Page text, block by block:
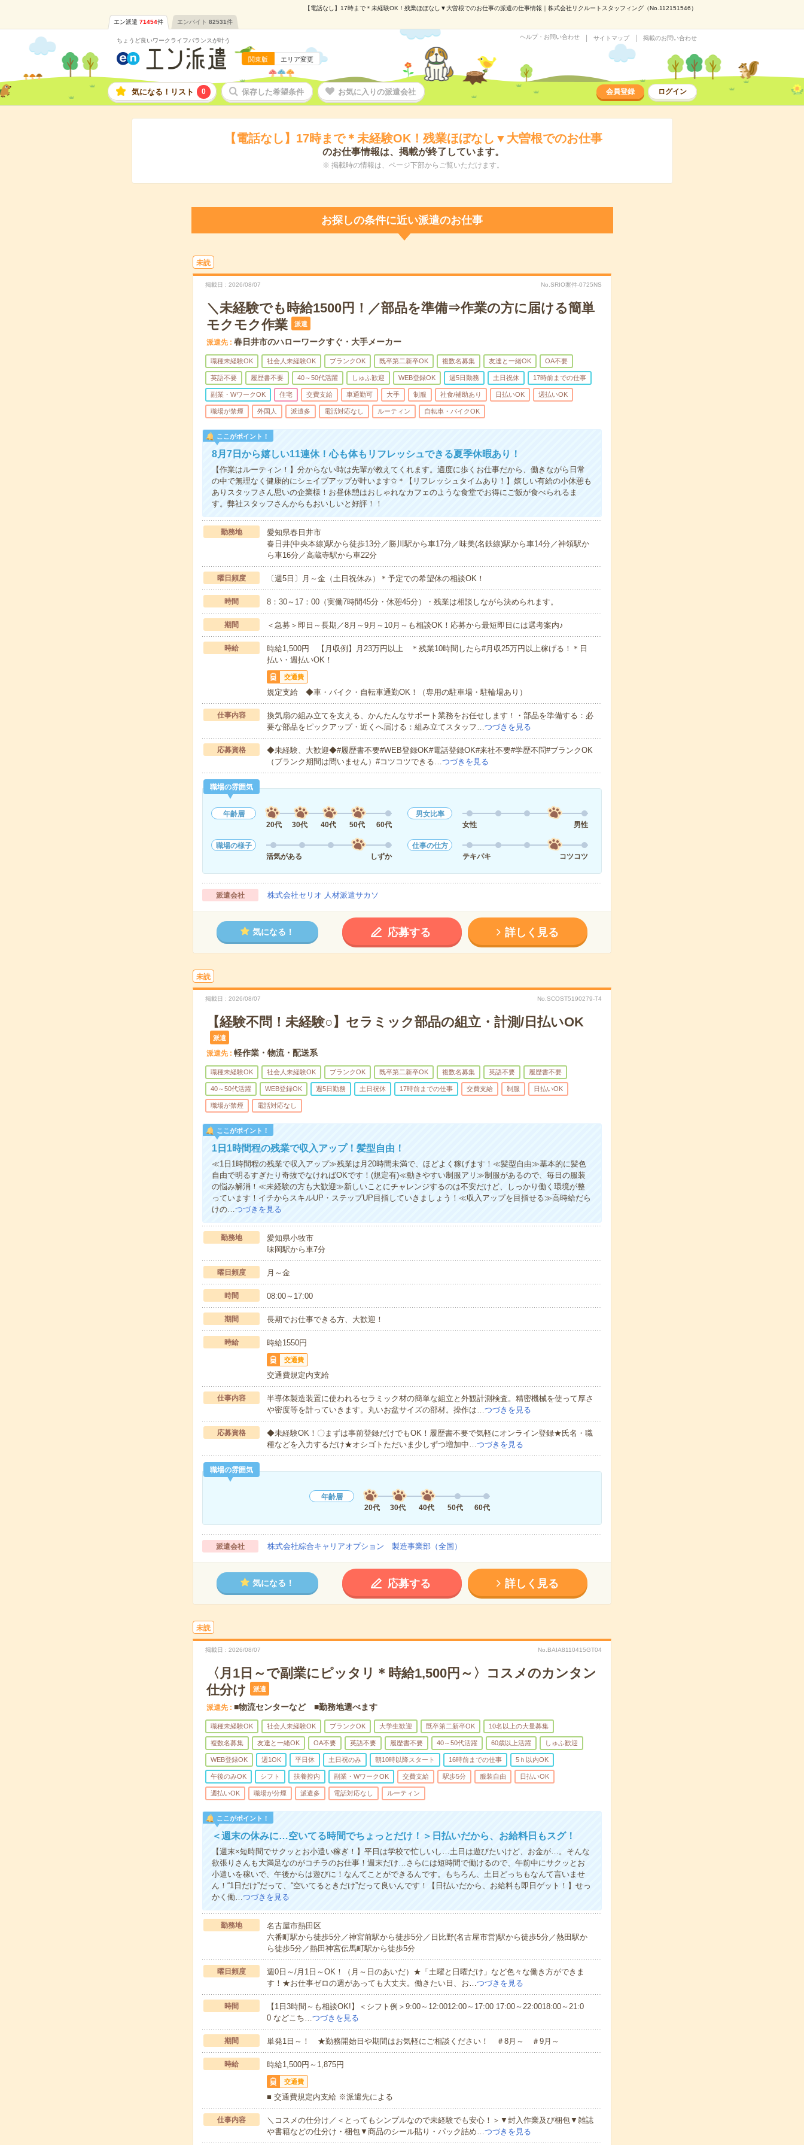
【電話なし】17時まで＊未経験OK！残業ほぼなし▼大曽根でのお仕事の派遣の仕事情報｜株式会社リクルートスタッフィング（No.112151546）
エン派遣 71454件 エンバイト 82531件
ちょうど良いワークライフバランスが叶う
関東版 エリア変更
ヘルプ・お問い合わせ サイトマップ 掲載のお問い合わせ
気になる！リスト 0 保存した希望条件 お気に入りの派遣会社 会員登録 ログイン
【電話なし】17時まで＊未経験OK！残業ほぼなし▼大曽根でのお仕事
のお仕事情報は、掲載が終了しています。
※ 掲載時の情報は、ページ下部からご覧いただけます。
お探しの条件に近い派遣のお仕事
未読
掲載日 2026/08/07 No.SRIO案件-0725NS
＼未経験でも時給1500円！／部品を準備⇒作業の方に届ける簡単
モクモク作業
派遣
派遣先 春日井市のハローワークすぐ・大手メーカー
職種未経験OK 社会人未経験OK ブランクOK 既卒第二新卒OK 複数名募集 友達と一緒OK OA不要
英語不要 履歴書不要 40～50代活躍 しゅふ歓迎 WEB登録OK 週5日勤務 土日祝休 17時前までの仕事
副業・WワークOK 住宅 交費支給 車通勤可 大手 制服 社食/補助あり 日払いOK 週払いOK
職場が禁煙 外国人 派遣多 電話対応なし ルーティン 自転車・バイクOK
ここがポイント！
8月7日から嬉しい11連休！心も体もリフレッシュできる夏季休暇あり！
【作業はルーティン！】分からない時は先輩が教えてくれます。適度に歩くお仕事だから、働きながら日常
の中で無理なく健康的にシェイプアップが叶います✩＊【リフレッシュタイムあり！】嬉しい有給の小休憩も
ありスタッフさん思いの企業様！お昼休憩はおしゃれなカフェのような食堂でお得にご飯が食べられるま
す。弊社スタッフさんからもおいしいと好評！！
勤務地
愛知県春日井市
春日井(中央本線)駅から徒歩13分／勝川駅から車17分／味美(名鉄線)駅から車14分／神領駅か
ら車16分／高蔵寺駅から車22分
曜日頻度 〔週5日〕月～金（土日祝休み）＊予定での希望休の相談OK！
時間 8：30～17：00（実働7時間45分・休憩45分）・残業は相談しながら決められます。
期間 ＜急募＞即日～長期／8月～9月～10月～も相談OK！応募から最短即日には選考案内♪
時給
時給1,500円 【月収例】月23万円以上 ＊残業10時間したら#月収25万円以上稼げる！＊日
払い・週払いOK！
交通費
規定支給 ◆車・バイク・自転車通勤OK！（専用の駐車場・駐輪場あり）
仕事内容
換気扇の組み立てを支える、かんたんなサポート業務をお任せします！・部品を準備する：必
要な部品をピックアップ・近くへ届ける：組み立てスタッフ…つづきを見る
応募資格
◆未経験、大歓迎◆#履歴書不要#WEB登録OK#電話登録OK#来社不要#学歴不問#ブランクOK
（ブランク期間は問いません）#コツコツできる…つづきを見る
職場の雰囲気
年齢層
20代
30代 40代 50代 60代
男女比率
女性
男性
職場の様子
活気がある
しずか
仕事の仕方
テキパキ
コツコツ
派遣会社 株式会社セリオ 人材派遣サカソ
気になる！ 応募する 詳しく見る
未読
掲載日 2026/08/07 No.SCOST5190279-T4
【経験不問！未経験○】セラミック部品の組立・計測/日払いOK
派遣
派遣先 軽作業・物流・配送系
職種未経験OK 社会人未経験OK ブランクOK 既卒第二新卒OK 複数名募集 英語不要 履歴書不要
40～50代活躍 WEB登録OK 週5日勤務 土日祝休 17時前までの仕事 交費支給 制服 日払いOK
職場が禁煙 電話対応なし
ここがポイント！
1日1時間程の残業で収入アップ！髪型自由！
≪1日1時間程の残業で収入アップ≫残業は月20時間未満で、ほどよく稼げます！≪髪型自由≫基本的に髪色
自由で明るすぎたり奇抜でなければOKです！(規定有)≪動きやすい制服アリ≫制服があるので、毎日の服装
の悩み解消！≪未経験の方も大歓迎≫新しいことにチャレンジするのは不安だけど、しっかり働く環境が整
っています！イチからスキルUP・ステップUP目指していきましょう！≪収入アップを目指せる≫高時給だら
けの…つづきを見る
勤務地
愛知県小牧市
味岡駅から車7分
曜日頻度 月～金
時間 08:00～17:00
期間 長期でお仕事できる方、大歓迎！
時給 時給1550円
交通費
交通費規定内支給
仕事内容
半導体製造装置に使われるセラミック材の簡単な組立と外観計測検査。精密機械を使って厚さ
や密度等を計っていきます。丸いお盆サイズの部材。操作は…つづきを見る
応募資格
◆未経験OK！〇まずは事前登録だけでもOK！履歴書不要で気軽にオンライン登録★氏名・職
種などを入力するだけ★オシゴトただいま少しずつ増加中…つづきを見る
職場の雰囲気
年齢層
20代
30代 40代 50代 60代
派遣会社 株式会社綜合キャリアオプション 製造事業部（全国）
気になる！ 応募する 詳しく見る
未読
掲載日 2026/08/07 No.BAIA8110415GT04
〈月1日～で副業にピッタリ＊時給1,500円～〉コスメのカンタン
仕分け
派遣
派遣先 ■物流センターなど ■勤務地選べます
職種未経験OK 社会人未経験OK ブランクOK 大学生歓迎 既卒第二新卒OK 10名以上の大量募集
複数名募集 友達と一緒OK OA不要 英語不要 履歴書不要 40～50代活躍 60歳以上活躍 しゅふ歓迎
WEB登録OK 週1OK 平日休 土日祝のみ 朝10時以降スタート 16時前までの仕事 5ｈ以内OK
午後のみOK シフト 扶養控内 副業・WワークOK 交費支給 駅歩5分 服装自由 日払いOK
週払いOK 職場が分煙 派遣多 電話対応なし ルーティン
ここがポイント！
＜週末の休みに…空いてる時間でちょっとだけ！＞日払いだから、お給料日もスグ！
【週末×短時間でサクッとお小遣い稼ぎ！】平日は学校で忙しいし…土日は遊びたいけど、お金が…。そんな
欲張りさんも大満足なのがコチラのお仕事！週末だけ…さらには短時間で働けるので、午前中にサクッとお
小遣いを稼いで、午後からは遊びに！なんてことができるんです。もちろん、土日どっちもなんて言いませ
ん！“1日だけ”だって、“空いてるときだけ”だって良いんです！【日払いだから、お給料も即日ゲット！】せっ
かく働…つづきを見る
勤務地
名古屋市熱田区
六番町駅から徒歩5分／神宮前駅から徒歩5分／日比野(名古屋市営)駅から徒歩5分／熱田駅か
ら徒歩5分／熱田神宮伝馬町駅から徒歩5分
曜日頻度
週0日～/月1日～OK！（月～日のあいだ）★「土曜と日曜だけ」など色々な働き方ができま
す！★お仕事ゼロの週があっても大丈夫。働きたい日、お…つづきを見る
時間
【1日3時間～も相談OK!】＜シフト例＞9:00～12:0012:00～17:00 17:00～22:0018:00～21:0
0 などこち…つづきを見る
期間 単発1日～！ ★勤務開始日や期間はお気軽にご相談ください！ ＃8月～ ＃9月～
時給 時給1,500円～1,875円
交通費
■ 交通費規定内支給 ※派遣先による
仕事内容
＼コスメの仕分け／＜とってもシンプルなので未経験でも安心！＞▼封入作業及び梱包▼雑誌
や書籍などの仕分け・梱包▼商品のシール貼り・パック詰め…つづきを見る